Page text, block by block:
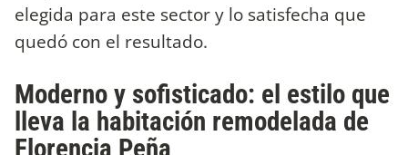
elegida para este sector y lo satisfecha que
quedó con el resultado.
Moderno y sofisticado: el estilo que
lleva la habitación remodelada de